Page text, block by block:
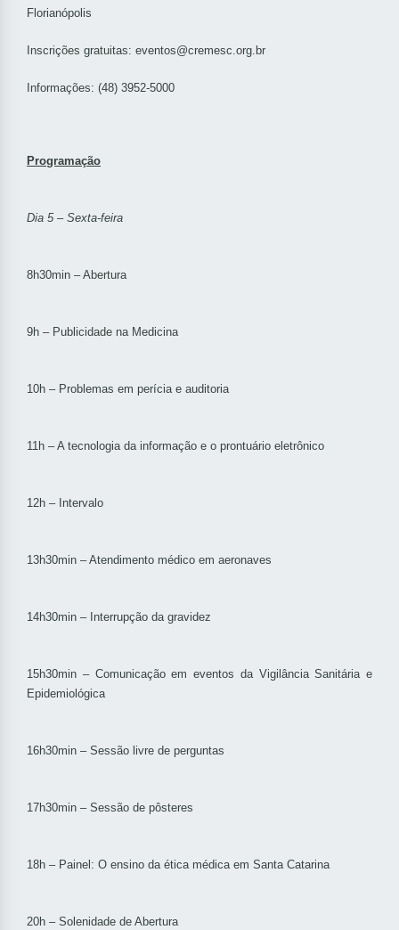
Florianópolis
Inscrições gratuitas: eventos@cremesc.org.br
Informações: (48) 3952-5000
Programação
Dia 5 – Sexta-feira
8h30min – Abertura
9h – Publicidade na Medicina
10h – Problemas em perícia e auditoria
11h – A tecnologia da informação e o prontuário eletrônico
12h – Intervalo
13h30min – Atendimento médico em aeronaves
14h30min – Interrupção da gravidez
15h30min – Comunicação em eventos da Vigilância Sanitária e
Epidemiológica
16h30min – Sessão livre de perguntas
17h30min – Sessão de pôsteres
18h – Painel: O ensino da ética médica em Santa Catarina
20h – Solenidade de Abertura